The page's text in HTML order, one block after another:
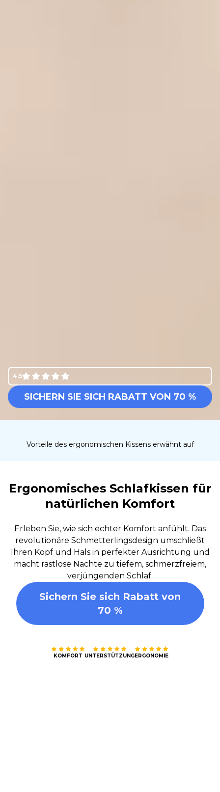
4.5
SICHERN SIE SICH RABATT VON 70 %
Vorteile des ergonomischen Kissens erwähnt auf
Ergonomisches Schlafkissen für
natürlichen Komfort
Erleben Sie, wie sich echter Komfort anfühlt. Das
revolutionäre Schmetterlingsdesign umschließt
Ihren Kopf und Hals in perfekter Ausrichtung und
macht rastlose Nächte zu tiefem, schmerzfreiem,
verjüngenden Schlaf.
Sichern Sie sich Rabatt von
70 %
KOMFORT UNTERSTÜTZUNGERGONOMIE